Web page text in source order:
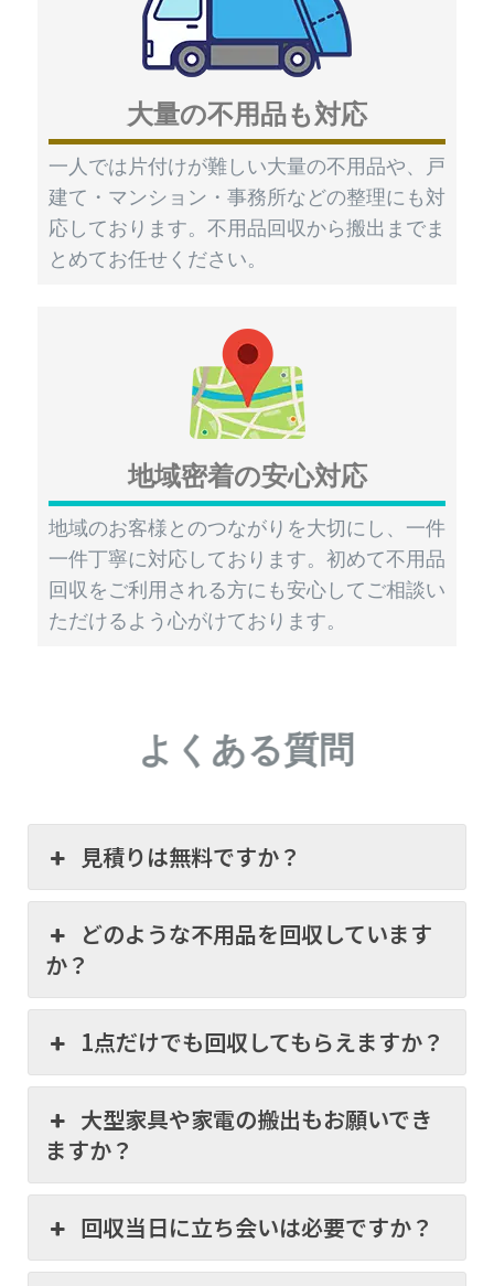
大量の不用品も対応
一人では片付けが難しい大量の不用品や、戸
建て・マンション・事務所などの整理にも対
応しております。不用品回収から搬出までま
とめてお任せください。
地域密着の安心対応
地域のお客様とのつながりを大切にし、一件
一件丁寧に対応しております。初めて不用品
回収をご利用される方にも安心してご相談い
ただけるよう心がけております。
よくある質問
見積りは無料ですか？
どのような不用品を回収しています
か？
1点だけでも回収してもらえますか？
大型家具や家電の搬出もお願いでき
ますか？
回収当日に立ち会いは必要ですか？